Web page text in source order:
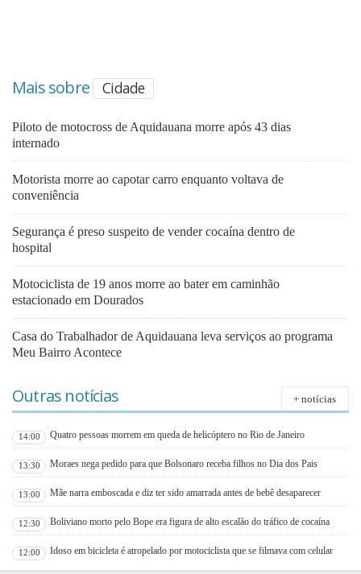
Mais sobre Cidade
Piloto de motocross de Aquidauana morre após 43 dias
internado
Motorista morre ao capotar carro enquanto voltava de
conveniência
Segurança é preso suspeito de vender cocaína dentro de
hospital
Motociclista de 19 anos morre ao bater em caminhão
estacionado em Dourados
Casa do Trabalhador de Aquidauana leva serviços ao programa
Meu Bairro Acontece
Outras notícias + notícias
14:00 Quatro pessoas morrem em queda de helicóptero no Rio de Janeiro
13:30 Moraes nega pedido para que Bolsonaro receba filhos no Dia dos Pais
13:00 Mãe narra emboscada e diz ter sido amarrada antes de bebê desaparecer
12:30 Boliviano morto pelo Bope era figura de alto escalão do tráfico de cocaína
12:00 Idoso em bicicleta é atropelado por motociclista que se filmava com celular